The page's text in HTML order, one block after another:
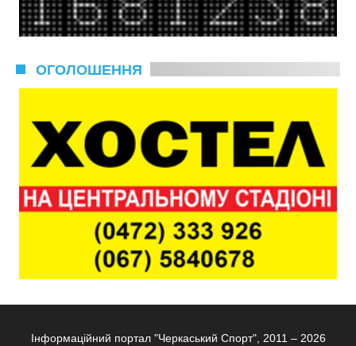
ОГОЛОШЕННЯ
Інформаційний портал "Черкаський Спорт", 2011 – 2026